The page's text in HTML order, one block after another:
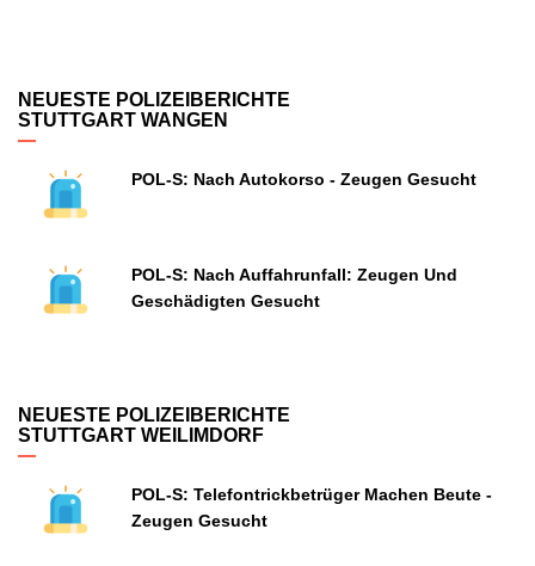
NEUESTE POLIZEIBERICHTE
STUTTGART WANGEN
POL-S: Nach Autokorso - Zeugen Gesucht
POL-S: Nach Auffahrunfall: Zeugen Und
Geschädigten Gesucht
NEUESTE POLIZEIBERICHTE
STUTTGART WEILIMDORF
POL-S: Telefontrickbetrüger Machen Beute -
Zeugen Gesucht